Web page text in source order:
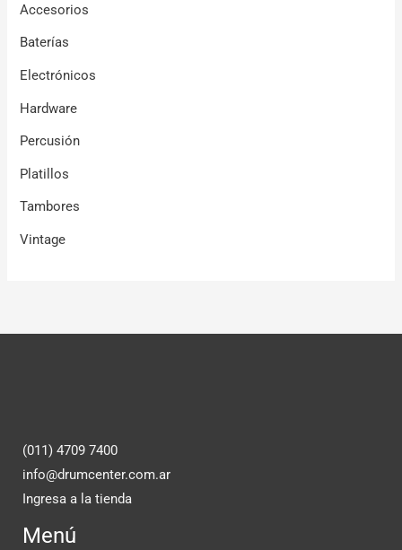
Accesorios
Baterías
Electrónicos
Hardware
Percusión
Platillos
Tambores
Vintage
(011) 4709 7400
info@drumcenter.com.ar
Ingresa a la tienda
Menú